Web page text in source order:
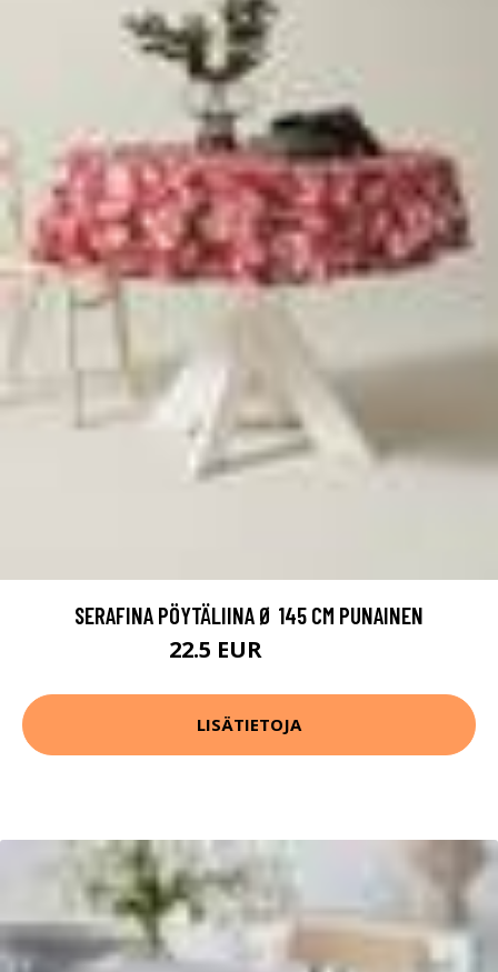
SERAFINA PÖYTÄLIINA Ø 145 CM PUNAINEN
22.5 EUR
LISÄTIETOJA